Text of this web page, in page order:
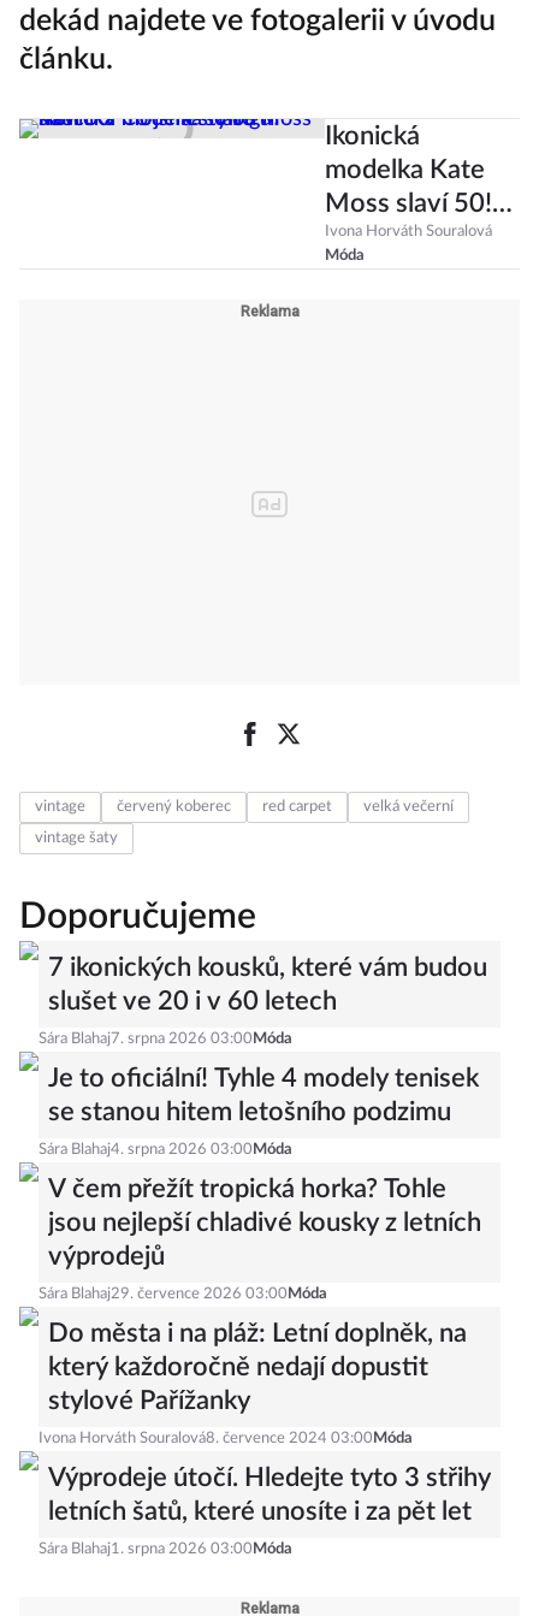
dekád najdete ve fotogalerii v úvodu
článku.
Ikonická
modelka Kate
Moss slaví 50!
Co jsme se od ní
naučili v módě a
Ivona Horváth Souralová
Móda
vintage červený koberec red carpet
velká večerní
vintage šaty
Doporučujeme
7 ikonických kousků, které vám budou
slušet ve 20 i v 60 letech
Sára Blahaj 7. srpna 2026 03:00 Móda
Je to oficiální! Tyhle 4 modely tenisek
se stanou hitem letošního podzimu
Sára Blahaj4. srpna 2026 03:00 Móda
V čem přežít tropická horka? Tohle
jsou nejlepší chladivé kousky z letních
výprodejů
Sára Blahaj29. července 2026 03:00 Móda
Do města i na pláž: Letní doplněk, na
který každoročně nedají dopustit
stylové Pařížanky
Ivona Horváth Souralová8. července 2024 03:00 Móda
Výprodeje útočí. Hledejte tyto 3 střihy
letních šatů, které unosíte i za pět let
Sára Blahaj1. srpna 2026 03:00 Móda